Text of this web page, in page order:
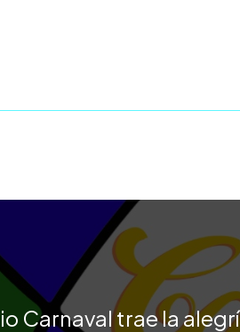
Carnaval trae la